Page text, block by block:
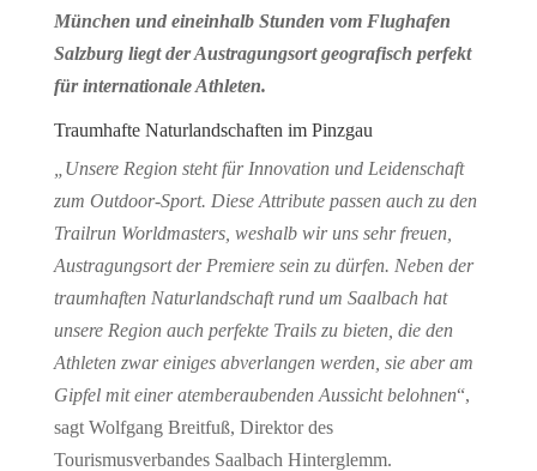
München und eineinhalb Stunden vom Flughafen
Salzburg liegt der Austragungsort geografisch perfekt
für internationale Athleten.
Traumhafte Naturlandschaften im Pinzgau
„Unsere Region steht für Innovation und Leidenschaft
zum Outdoor-Sport. Diese Attribute passen auch zu den
Trailrun Worldmasters, weshalb wir uns sehr freuen,
Austragungsort der Premiere sein zu dürfen. Neben der
traumhaften Naturlandschaft rund um Saalbach hat
unsere Region auch perfekte Trails zu bieten, die den
Athleten zwar einiges abverlangen werden, sie aber am
Gipfel mit einer atemberaubenden Aussicht belohnen“,
sagt Wolfgang Breitfuß, Direktor des
Tourismusverbandes Saalbach Hinterglemm.